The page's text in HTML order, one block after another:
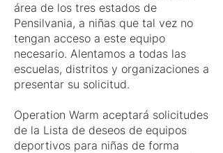
área de los tres estados de
Pensilvania, a niñas que tal vez no
tengan acceso a este equipo
necesario. Alentamos a todas las
escuelas, distritos y organizaciones a
presentar su solicitud.
Operation Warm aceptará solicitudes
de la Lista de deseos de equipos
deportivos para niñas de forma